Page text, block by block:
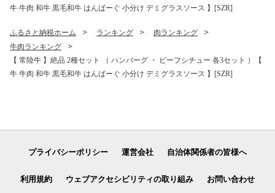
牛 牛肉 和牛 黒毛和牛 はんばーぐ 小分け デミグラスソース 】[SZR]
ふるさと納税ホーム ランキング
肉ランキング
牛肉ランキング
【 常陸牛 】絶品 2種セット （ ハンバーグ ・ ビーフシチュー 各3セット ）【
牛 牛肉 和牛 黒毛和牛 はんばーぐ 小分け デミグラスソース 】[SZR]
プライバシーポリシー 運営会社 自治体関係者の皆様へ
利用規約 ウェブアクセシビリティの取り組み お問い合わせ